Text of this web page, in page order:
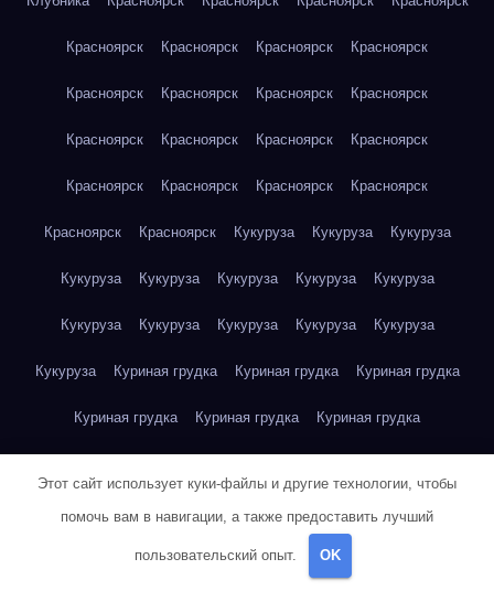
Красноярск Красноярск Красноярск Красноярск
Красноярск Красноярск Красноярск Красноярск
Красноярск Красноярск Красноярск Красноярск
Красноярск Красноярск Красноярск Красноярск
Красноярск Красноярск Кукуруза Кукуруза Кукуруза
Кукуруза Кукуруза Кукуруза Кукуруза Кукуруза
Кукуруза Кукуруза Кукуруза Кукуруза Кукуруза
Кукуруза Куриная грудка Куриная грудка Куриная грудка
Куриная грудка Куриная грудка Куриная грудка
Куриная грудка Куриная грудка Куриная грудка
Куриная грудка Куриная грудка Куриная грудка
Этот сайт использует куки-файлы и другие технологии, чтобы
помочь вам в навигации, а также предоставить лучший
пользовательский опыт. OK